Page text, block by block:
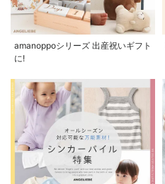
amanoppoシリーズ 出産祝いギフト
に!